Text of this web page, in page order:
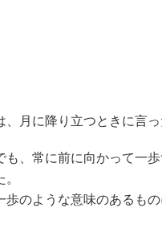
月に降り立つときに言っ
、常に前に向かって一
のような意味のあるも